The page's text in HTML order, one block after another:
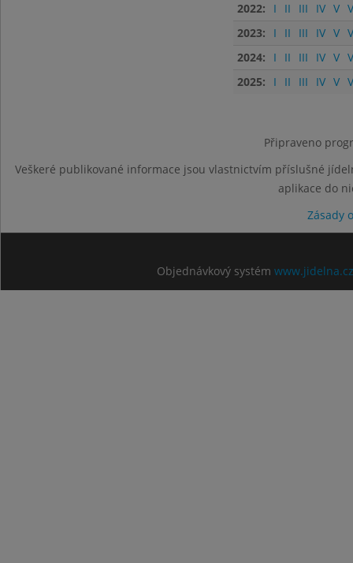
2022:
I II III IV V
2023:
I II III IV V
2024:
I II III IV V
2025:
I II III IV V
Připraveno
Veškeré publikované informace jsou vlastnictvím příslušné
aplikace do
Zásady
Objednávkový systém www.jidelna.cz